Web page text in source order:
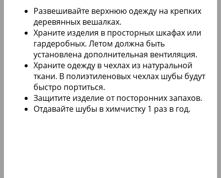
Развешивайте верхнюю одежду на крепких
деревянных вешалках.
Храните изделия в просторных шкафах или
гардеробных. Летом должна быть
установлена дополнительная вентиляция.
Храните одежду в чехлах из натуральной
ткани. В полиэтиленовых чехлах шубы будут
быстро портиться.
Защитите изделие от посторонних запахов.
Отдавайте шубы в химчистку 1 раз в год.